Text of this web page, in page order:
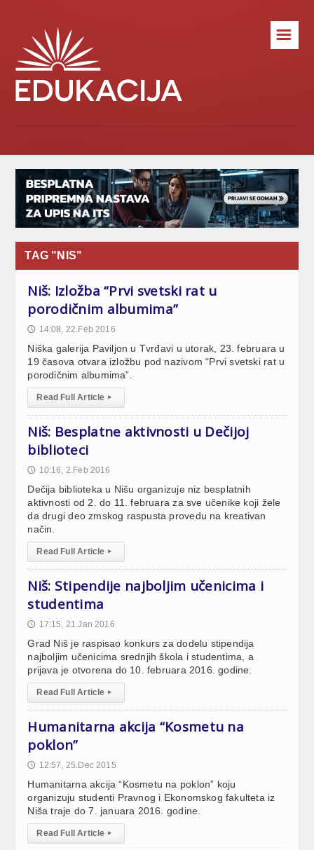
☰
TAG "NIS"
Niš: Izložba “Prvi svetski rat u
porodičnim albumima”
🕔 14:08, 22.Feb 2016
Niška galerija Paviljon u Tvrđavi u utorak, 23. februara u
19 časova otvara izložbu pod nazivom “Prvi svetski rat u
porodičnim albumima”.
Read Full Article ▸
Niš: Besplatne aktivnosti u Dečijoj
biblioteci
🕔 10:16, 2.Feb 2016
Dečija biblioteka u Nišu organizuje niz besplatnih
aktivnosti od 2. do 11. februara za sve učenike koji žele
da drugi deo zmskog raspusta provedu na kreativan
način.
Read Full Article ▸
Niš: Stipendije najboljim učenicima i
studentima
🕔 17:15, 21.Jan 2016
Grad Niš je raspisao konkurs za dodelu stipendija
najboljim učenicima srednjih škola i studentima, a
prijava je otvorena do 10. februara 2016. godine.
Read Full Article ▸
Humanitarna akcija “Kosmetu na
poklon”
🕔 12:57, 25.Dec 2015
Humanitarna akcija “Kosmetu na poklon” koju
organizuju studenti Pravnog i Ekonomskog fakulteta iz
Niša traje do 7. januara 2016. godine.
Read Full Article ▸